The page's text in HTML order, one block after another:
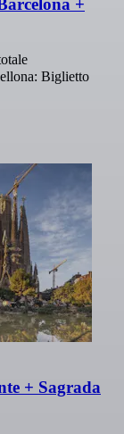
+
Biglietto
+ Sagrada